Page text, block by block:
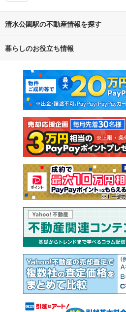
清水公園駅の不動産情報を探す
不動産・住宅
新築マンション 中
新築一戸建て 中
注文住宅 土
売却査定
暮らしのお役立ち情報
マンションカタログ 教